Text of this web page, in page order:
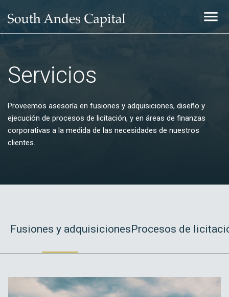
Servicios
Proveemos asesoría en fusiones y adquisiciones, diseño y
ejecución de procesos de licitación, y en áreas de finanzas
corporativas a la medida de las necesidades de nuestros
clientes.
Fusiones y adquisicionesProcesos de